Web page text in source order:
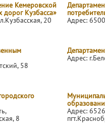
Кемеровской
Кузбасса»
20
Адрес:
58
Адрес:
8
Адрес: